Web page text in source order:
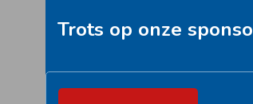
Trots op onze